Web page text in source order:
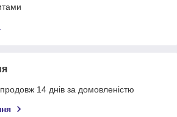
14 днів за домовленістю